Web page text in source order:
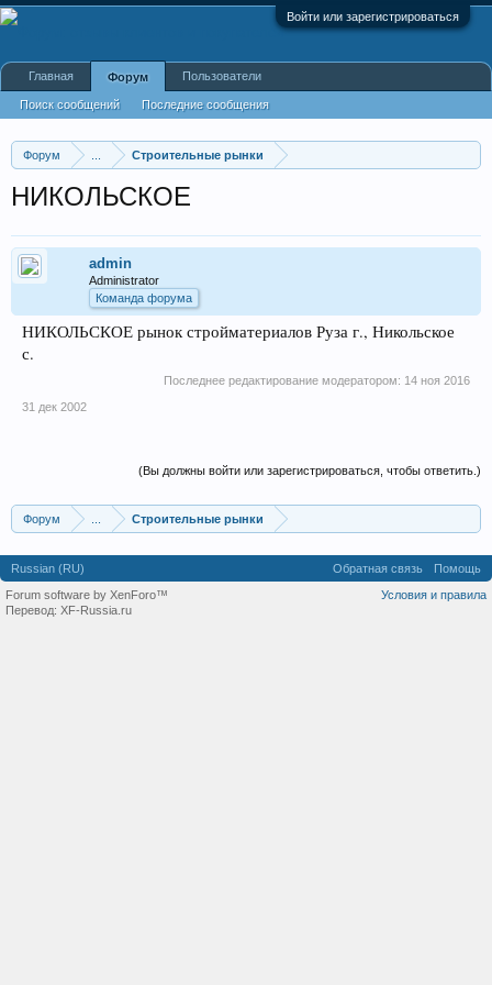
Войти или зарегистрироваться
Форум Строительные рынки
НИКОЛЬСКОЕ
admin
Administrator
Команда форума
НИКОЛЬСКОЕ рынок стройматериалов Руза г., Никольское
с.
Последнее редактирование модератором: 14 ноя 2016
31 дек 2002
(Вы должны войти или зарегистрироваться, чтобы ответить.)
Форум Строительные рынки
Главная Форум
Поиск сообщений Последние сообщения
Пользователи
Russian (RU) Обратная связь
Помощь
Условия и правила
Forum software by XenForo™
Перевод: XF-Russia.ru